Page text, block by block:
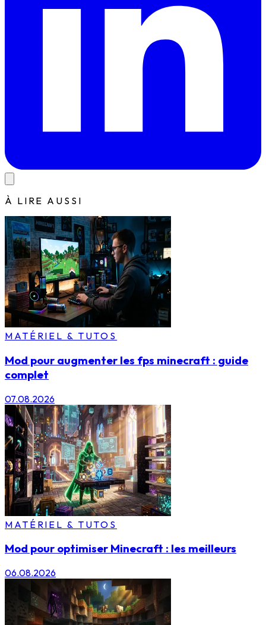
À LIRE AUSSI
MATÉRIEL & TUTOS
Mod pour augmenter les fps minecraft : guide
complet
07.08.2026
MATÉRIEL & TUTOS
Mod pour optimiser Minecraft : les meilleurs
06.08.2026